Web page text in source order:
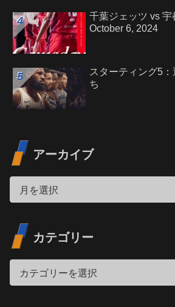
千葉ジェッツ vs
October 6, 2024
スターティング5
ち
アーカイブ
カテゴリー